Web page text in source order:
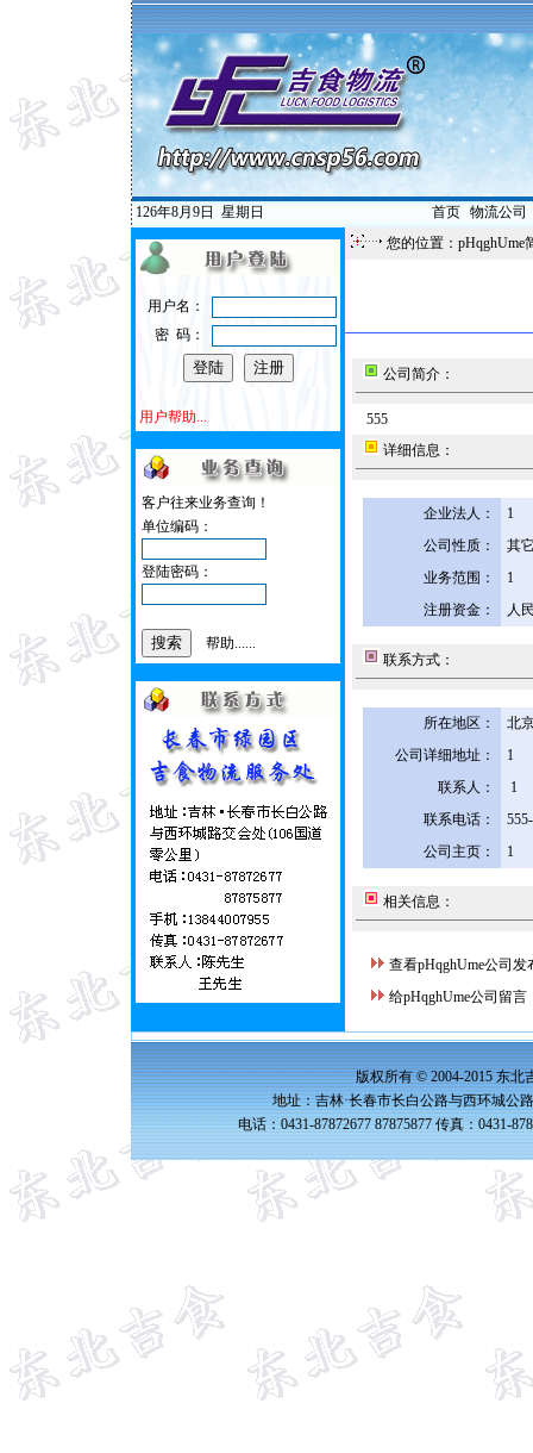
126年8月9日 星期日 首页| 物流公司
用户名：
密 码：
用户帮助...
客户往来业务查询！
单位编码：
登陆密码：
帮助......
您的位置：pHqghUme
公司简介：
555
详细信息：
企业法人：
1
公司性质：
其
业务范围：
1
注册资金：
人
联系方式：
所在地区：
北
公司详细地址：
1
联系人：
1
联系电话：
公司主页：
1
相关信息：
查看pHqghUme公司发
给pHqghUme公司留言
版权所有 © 2004-2015 东北
地址：吉林·长春市长白公路与西环城公
电话：0431-87872677 87875877 传真：0431-